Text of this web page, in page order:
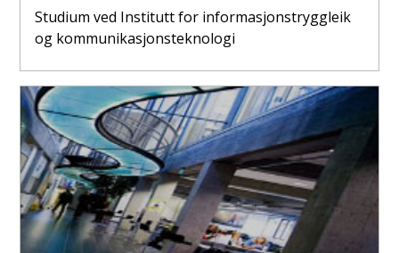
Studium ved Institutt for informasjonstryggleik
og kommunikasjonsteknologi